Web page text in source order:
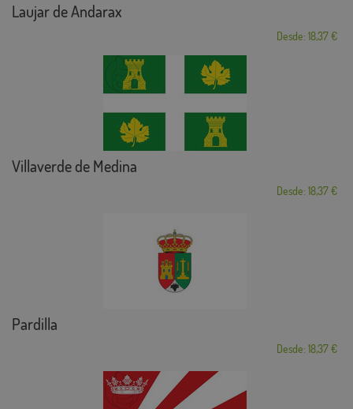
Laujar de Andarax
Desde: 18,37 €
Villaverde de Medina
Desde: 18,37 €
Pardilla
Desde: 18,37 €